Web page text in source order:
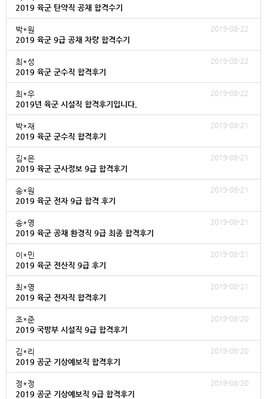
2019 육군 탄약직 공채 합격수기
박*원 2019-08-22
2019 육군 9급 공채 차량 합격수기
최*성 2019-08-22
2019 육군 군수직 합격후기
최*우 2019-08-22
2019년 육군 시설직 합격후기입니다.
박*재 2019-08-21
2019 육군 군수직 합격후기
김*은 2019-08-21
2019 육군 군사정보 9급 합격후기
송*원 2019-08-21
2019 육군 전자 9급 합격 후기
송*영 2019-08-21
2019 육군 공채 환경직 9급 최종 합격후기
이*민 2019-08-21
2019 육군 전산직 9급 후기
최*영 2019-08-21
2019 육군 전자직 합격후기
조*준 2019-08-20
2019 국방부 시설직 9급 합격후기
김*리 2019-08-20
2019 공군 기상예보직 합격후기
정*정 2019-08-20
2019 공군 기상예보직 9급 합격후기